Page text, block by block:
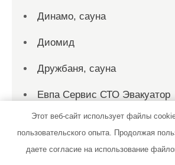
Динамо, сауна
Диомид
Дружбаня, сауна
Евпа Сервис СТО Эвакуатор
Европа, сауна
Запчасти Мерседес
Этот веб-сайт использует файлы
пользовательского опыта. Продолжая
даете согласие на использование